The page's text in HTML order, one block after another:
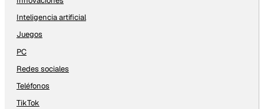
Inteligencia artificial
Juegos
PC
Redes sociales
Teléfonos
TikTok